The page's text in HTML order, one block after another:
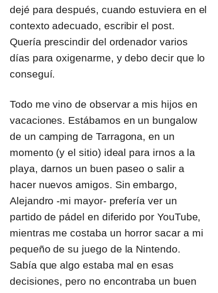
dejé para después, cuando estuviera en el
contexto adecuado, escribir el post.
Quería prescindir del ordenador varios
días para oxigenarme, y debo decir que lo
conseguí.
Todo me vino de observar a mis hijos en
vacaciones. Estábamos en un bungalow
de un camping de Tarragona, en un
momento (y el sitio) ideal para irnos a la
playa, darnos un buen paseo o salir a
hacer nuevos amigos. Sin embargo,
Alejandro -mi mayor- prefería ver un
partido de pádel en diferido por YouTube,
mientras me costaba un horror sacar a mi
pequeño de su juego de la Nintendo.
Sabía que algo estaba mal en esas
decisiones, pero no encontraba un buen